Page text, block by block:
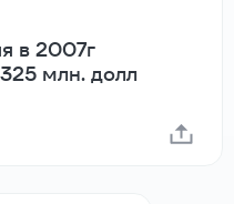
в 2007г
млн. долл